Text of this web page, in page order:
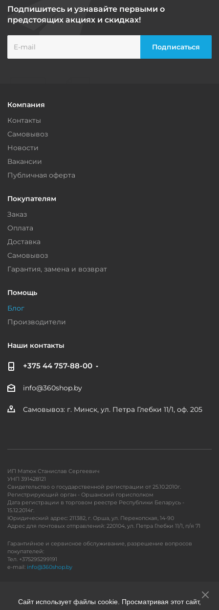
Подпишитесь и узнавайте первыми о
предстоящих акциях и скидках!
Компания
Контакты
Самовывоз
Новости
Вакансии
Публичная оферта
Покупателям
Заказ
Оплата
Доставка
Самовывоз
Гарантия, замена и возврат
Помощь
Блог
Производители
Наши контакты
+375 44 757-88-00
info@360shop.by
Самовывоз: г. Минск, ул. Петра Глебки 11/1, оф. 205
ИП Матюк Станислав Сергеевич
УНП 391428121
Свидетельство о государственной регистрации от 25.10.2010г.
Регистрирующий орган - Оршанский горисполком
Дата регистрации в торговом реестре Республики Беларусь -
15.12.2014г.
Юридический адрес: 211382, г. Орша, ул. Перекопская, 14-90
Адрес для почтовых отправлений: 220104, ул. Петра Глебки 11/1, п/я 71
Гарантийное и сервисное обслуживание, разрешение вопросов
покупателей:
Тел. +375295299191
e-mail: info@360shop.by
Сайт использует файлы cookie. Просматривая этот сайт,